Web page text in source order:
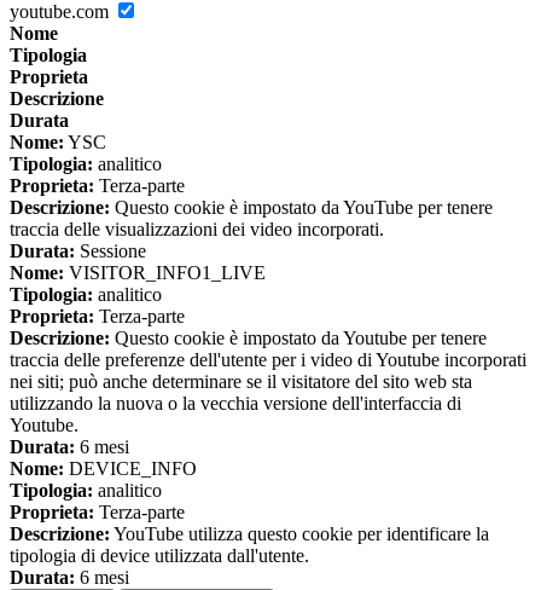
youtube.com
Nome
Tipologia
Proprieta
Descrizione
Durata
Nome: YSC
Tipologia: analitico
Proprieta: Terza-parte
Descrizione: Questo cookie è impostato da YouTube per tenere
traccia delle visualizzazioni dei video incorporati.
Durata: Sessione
Nome: VISITOR_INFO1_LIVE
Tipologia: analitico
Proprieta: Terza-parte
Descrizione: Questo cookie è impostato da Youtube per tenere
traccia delle preferenze dell'utente per i video di Youtube incorporati
nei siti; può anche determinare se il visitatore del sito web sta
utilizzando la nuova o la vecchia versione dell'interfaccia di
Youtube.
Durata: 6 mesi
Nome: DEVICE_INFO
Tipologia: analitico
Proprieta: Terza-parte
Descrizione: YouTube utilizza questo cookie per identificare la
tipologia di device utilizzata dall'utente.
Durata: 6 mesi